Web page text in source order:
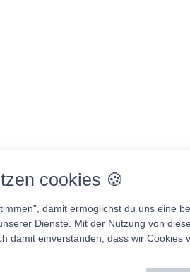
cookies 🍪
damit ermöglichst du uns eine
Dienste. Mit der Nutzung von
damit einverstanden, dass wir Cookies